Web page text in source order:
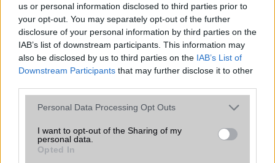
us or personal information disclosed to third parties prior to
your opt-out. You may separately opt-out of the further
disclosure of your personal information by third parties on the
IAB’s list of downstream participants. This information may
also be disclosed by us to third parties on the IAB’s List of
Downstream Participants that may further disclose it to other
Please note that this website/app uses one or more Google
not limited to your visit or usage behaviour. You may click to
grant or deny consent to Google and its third-party tags to
use your data for below specified purposes in below Google
Personal Data Processing Opt Outs
I want to opt-out of the Sharing of my
personal data.
Opted In
T9 szótár alkalmazás független szótár
Office alkalmazások
DV = Document viewer (Word,
Excel, PowerPoint, PDF)
Iránytũ Nincs
EGYÉB
Vibra jelzés Van
SIM típus